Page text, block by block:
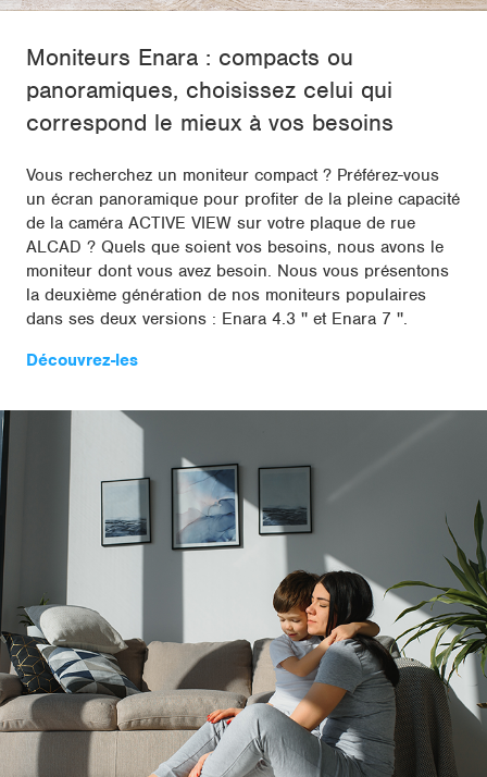
Moniteurs Enara : compacts ou
panoramiques, choisissez celui qui
correspond le mieux à vos besoins
Vous recherchez un moniteur compact ? Préférez-vous
un écran panoramique pour profiter de la pleine capacité
de la caméra ACTIVE VIEW sur votre plaque de rue
ALCAD ? Quels que soient vos besoins, nous avons le
moniteur dont vous avez besoin. Nous vous présentons
la deuxième génération de nos moniteurs populaires
dans ses deux versions : Enara 4.3 '' et Enara 7 ''.
Découvrez-les